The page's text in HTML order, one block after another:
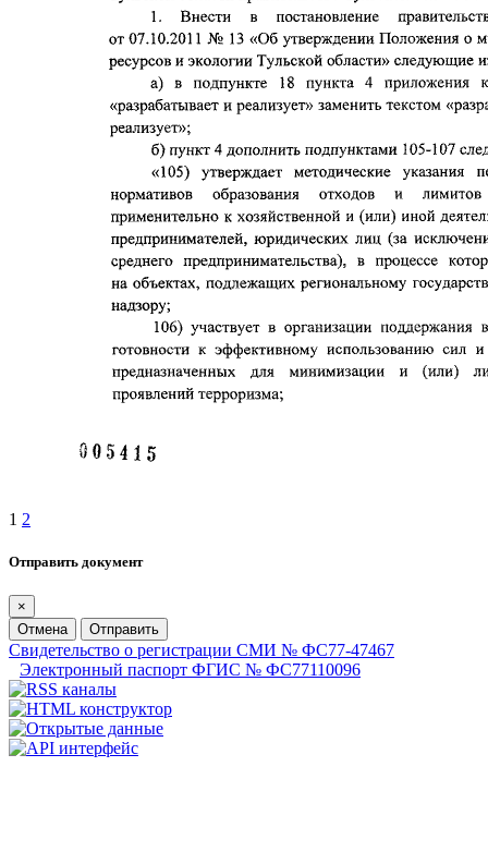
1 2
Отправить документ
×
Отмена
Отправить
Свидетельство о регистрации СМИ № ФС77-47467
Электронный паспорт ФГИС № ФС77110096